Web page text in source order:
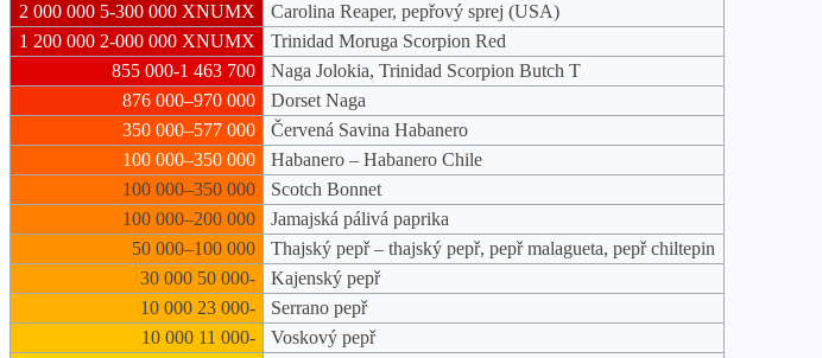
2 000 000 5-300 000 XNUMX
Carolina Reaper, pepřový sprej (USA)
1 200 000 2-000 000 XNUMX
Trinidad Moruga Scorpion Red
855 000-1 463 700
Naga Jolokia, Trinidad Scorpion Butch T
876 000–970 000
Dorset Naga
350 000–577 000
Červená Savina Habanero
100 000–350 000
Habanero – Habanero Chile
100 000–350 000
Scotch Bonnet
100 000–200 000
Jamajská pálivá paprika
50 000–100 000
Thajský pepř – thajský pepř, pepř malagueta, pepř chiltepin
30 000 50 000-
Kajenský pepř
10 000 23 000-
Serrano pepř
10 000 11 000-
Voskový pepř